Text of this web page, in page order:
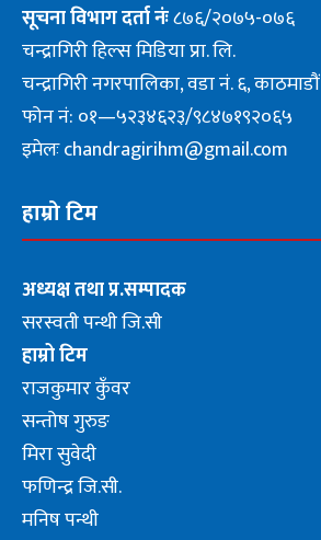
सूचनाविभाग दर्ता नंः८७६/२०७५-०७६
चन्द्रागिरी हिल्स मिडिया प्रा. लि.
चन्द्रागिरी नगरपालिका, वडा नं. ६, काठमाडौं
फोन नं: ०१—५२३४६२३/९८४७१९२०६५
इमेलः chandragirihm@gmail.com
हाम्रो टिम
अध्यक्ष तथा प्र.सम्पादक
सरस्वती पन्थी जि.सी
हाम्रो टिम
राजकुमार कुँवर
सन्तोष गुरुङ
मिरा सुवेदी
फणिन्द्र जि.सी.
मनिष पन्थी